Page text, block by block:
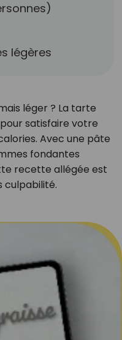
légères
léger ? La tarte
satisfaire votre
Avec une pâte
fondantes
recette allégée est
culpabilité.